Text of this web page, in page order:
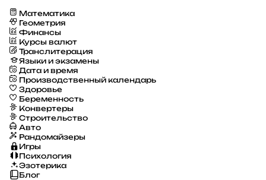
Математика
Геометрия
Финансы
Курсы валют
Транслитерация
Языки и экзамены
Дата и время
Производственный календарь
Здоровье
Беременность
Конвертеры
Строительство
Авто
Рандомайзеры
Игры
Психология
Эзотерика
Блог